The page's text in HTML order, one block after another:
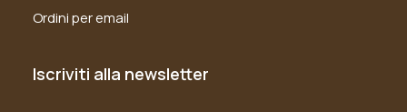
Ordini per email
Iscriviti alla newsletter